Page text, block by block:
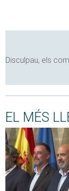
Disculpau, els
EL MÉS